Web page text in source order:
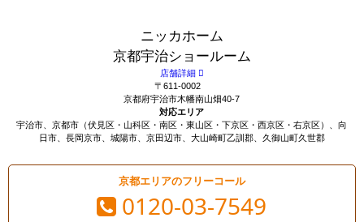
ニッカホーム
京都宇治ショールーム
店舗詳細
〒611-0002
京都府宇治市木幡南山畑40-7
対応エリア
宇治市、京都市（伏見区・山科区・南区・東山区・下京区・西京区・右京区）、向
日市、長岡京市、城陽市、京田辺市、大山崎町乙訓郡、久御山町久世郡
京都エリアのフリーコール
0120-03-7549